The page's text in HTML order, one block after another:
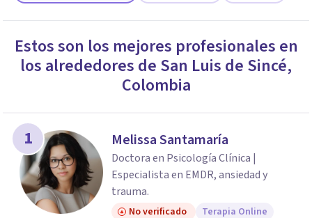
ENCONTRAR MI TERAPEUTA
¿Necesitas ayuda para encontrar el
psicólogo adecuado?
los profesionales que más se ajustan a tus
necesidades.
Responder cuestionario
Estos son los mejores profesionales en
los alrededores de San Luis de Sincé,
Colombia
1 Melissa Santamaría
Doctora en Psicología Clínica |
Especialista en EMDR, ansiedad y
trauma.
No verificado Terapia Online